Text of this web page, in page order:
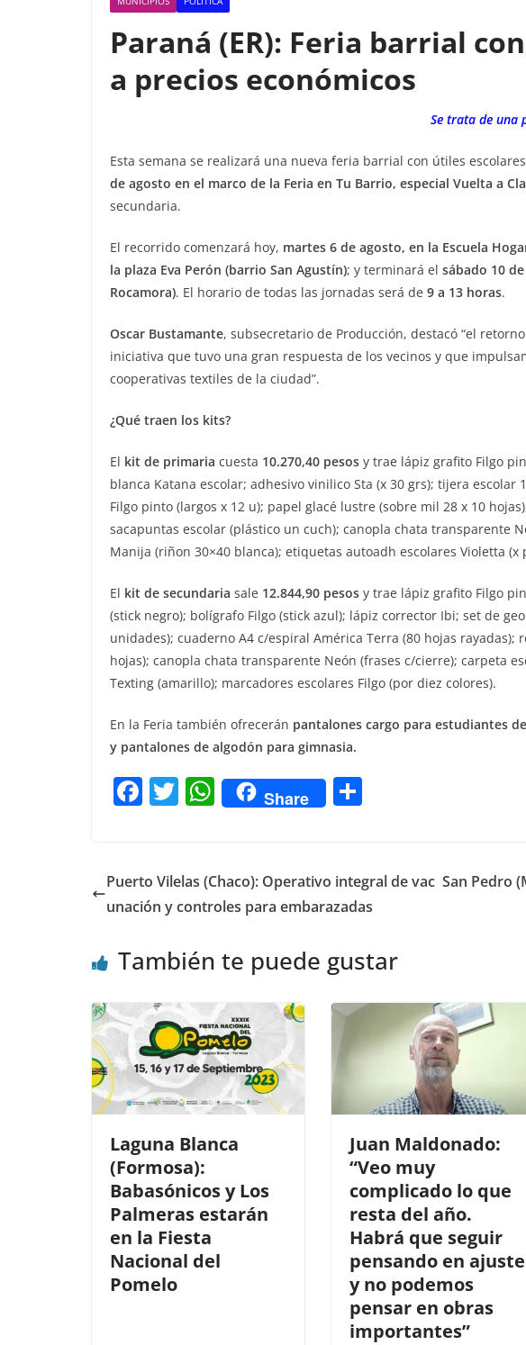
Paraná (ER): Feria barrial
a precios económicos
Se trata de una
Esta semana se realizará una nueva feria barrial con útiles
de agosto en el marco de la Feria en Tu Barrio, especial Vuelta a
secundaria.
El recorrido comenzará hoy, martes 6 de agosto, en la Escuela
la plaza Eva Perón (barrio San Agustín); y terminará el sábado 10
Rocamora). El horario de todas las jornadas será de 9 a 13 horas.
Oscar Bustamante, subsecretario de Producción, destacó “el
iniciativa que tuvo una gran respuesta de los vecinos y que
cooperativas textiles de la ciudad”.
¿Qué traen los kits?
El kit de primaria cuesta 10.270,40 pesos y trae lápiz grafito Filgo
blanca Katana escolar; adhesivo vinilico Sta (x 30 grs); tijera
Filgo pinto (largos x 12 u); papel glacé lustre (sobre mil 28 x 10
sacapuntas escolar (plástico un cuch); canopla chata transparente
Manija (riñon 30×40 blanca); etiquetas autoadh escolares Violetta (x
El kit de secundaria sale 12.844,90 pesos y trae lápiz grafito Filgo
(stick negro); bolígrafo Filgo (stick azul); lápiz corrector Ibi; set de
unidades); cuaderno A4 c/espiral América Terra (80 hojas rayadas);
hojas); canopla chata transparente Neón (frases c/cierre); carpeta
Texting (amarillo); marcadores escolares Filgo (por diez colores).
En la Feria también ofrecerán pantalones cargo para estudiantes
y pantalones de algodón para gimnasia.
F
e
b
o
k
T
er
W
h
s
A
p
Share
p
ar
Puerto Vilelas (Chaco): Operativo integral de vac
unación y controles para embarazadas
San Pedro
También te puede gustar
Laguna Blanca
(Formosa):
Babasónicos y Los
Palmeras estarán
en la Fiesta
Nacional del
Pomelo
Juan Maldonado:
“Veo muy
complicado lo que
resta del año.
Habrá que seguir
pensando en ajuste
y no podemos
pensar en obras
importantes”